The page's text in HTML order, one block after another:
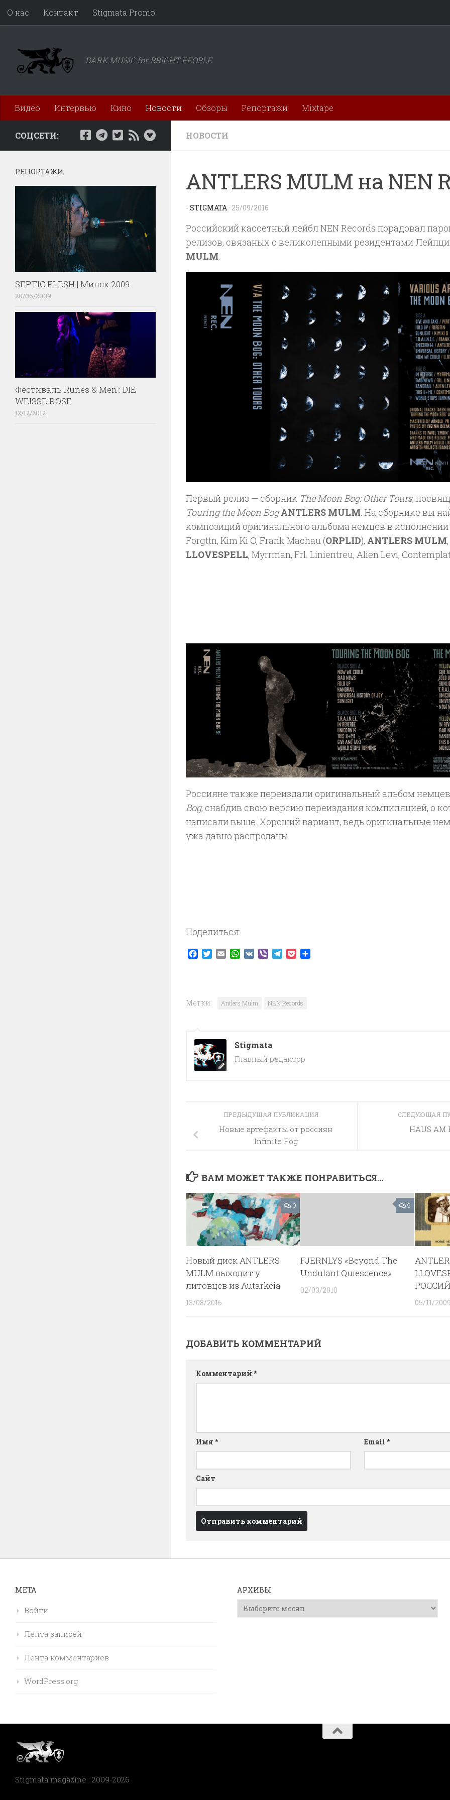
Перейти к содержимому
О нас Контакт Stigmata Promo
DARK MUSIC for BRIGHT PEOPLE
Видео Интервью Кино Новости Обзоры Репортажи Mixtape
НОВОСТИ
ANTLERS MULM на NEN
- STIGMATA · 25/09/2016
Российский кассетный лейбл NEN Records порадовал
релизов, связаных с великолепными резидентами
MULM.
Первый релиз — сборник The Moon Bog: Other Tours,
Touring the Moon Bog ANTLERS MULM . На сборнике вы
композиций оригинального альбома немцев в исполнении
Forgttn, Kim Ki O, Frank Machau (ORPLID), ANTLERS MULM,
LLOVESPELL, Myrrman, Frl. Linientreu, Alien Levi,
Россияне также переиздали оригинальный альбом немцев
Bog, снабдив свою версию переиздания компиляцией, о
написали выше. Хороший вариант, ведь оригинальные
ужа давно распроданы.
Поделиться:
Facebook
TwitterEmailWhatsApp
VK ViberTelegram
Pocket
Метки: Antlers Mulm NEN Records
Stigmata
Главный редактор
СЛЕДУЮЩАЯ
HAUS AM
ПРЕДЫДУЩАЯ ПУБЛИКАЦИЯ
Новые артефакты от россиян
Infinite Fog
ВАМ МОЖЕТ ТАКЖЕ ПОНРАВИТЬСЯ...
0
Новый диск ANTLERS
MULM выходит у
литовцев из Autarkeia
13/08/2016
9
FJERNLYS «Beyond The
Undulant Quiescence»
02/03/2010
05/11/2009
ДОБАВИТЬ КОММЕНТАРИЙ
Комментарий *
Имя * Email *
Сайт
СОЦСЕТИ:
РЕПОРТАЖИ
SEPTIC FLESH | Минск 2009
20/06/2009
Фестиваль Runes & Men : DIE
WEISSE ROSE
12/12/2012
МЕТА
Войти
Лента записей
Лента комментариев
WordPress.org
АРХИВЫ
Архивы
Stigmata magazine : 2009-2026